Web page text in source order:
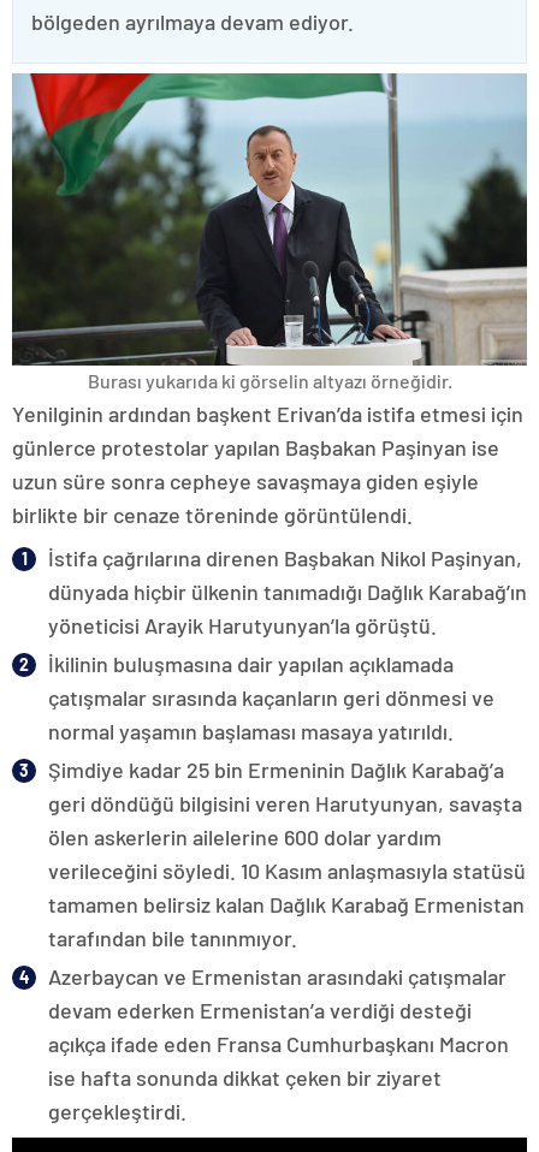
bölgeden ayrılmaya devam ediyor.
Burası yukarıda ki görselin altyazı örneğidir.
Yenilginin ardından başkent Erivan’da istifa etmesi için
günlerce protestolar yapılan Başbakan Paşinyan ise
uzun süre sonra cepheye savaşmaya giden eşiyle
birlikte bir cenaze töreninde görüntülendi.
İstifa çağrılarına direnen Başbakan Nikol Paşinyan,
dünyada hiçbir ülkenin tanımadığı Dağlık Karabağ’ın
yöneticisi Arayik Harutyunyan’la görüştü.
İkilinin buluşmasına dair yapılan açıklamada
çatışmalar sırasında kaçanların geri dönmesi ve
normal yaşamın başlaması masaya yatırıldı.
Şimdiye kadar 25 bin Ermeninin Dağlık Karabağ’a
geri döndüğü bilgisini veren Harutyunyan, savaşta
ölen askerlerin ailelerine 600 dolar yardım
verileceğini söyledi. 10 Kasım anlaşmasıyla statüsü
tamamen belirsiz kalan Dağlık Karabağ Ermenistan
tarafından bile tanınmıyor.
Azerbaycan ve Ermenistan arasındaki çatışmalar
devam ederken Ermenistan’a verdiği desteği
açıkça ifade eden Fransa Cumhurbaşkanı Macron
ise hafta sonunda dikkat çeken bir ziyaret
gerçekleştirdi.